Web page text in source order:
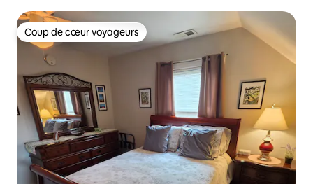
Coup de cœur voyageurs
Coup de cœur voyageurs